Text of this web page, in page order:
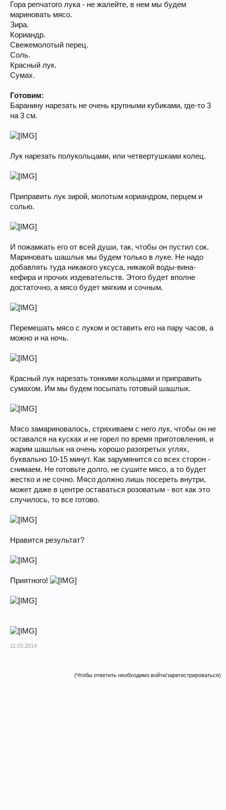
Гора репчатого лука - не жалейте, в нем мы будем
мариновать мясо.
Зира.
Кориандр.
Свежемолотый перец.
Соль.
Красный лук.
Сумах.
Готовим:
Баранину нарезать не очень крупными кубиками, где-то 3
на 3 см.
Лук нарезать полукольцами, или четвертушками колец.
Приправить лук зирой, молотым кориандром, перцем и
солью.
И пожамкать его от всей души, так, чтобы он пустил сок.
Мариновать шашлык мы будем только в луке. Не надо
добавлять туда никакого уксуса, никакой воды-вина-
кефира и прочих издевательств. Этого будет вполне
достаточно, а мясо будет мягким и сочным.
Перемешать мясо с луком и оставить его на пару часов, а
можно и на ночь.
Красный лук нарезать тонкими кольцами и приправить
сумахом. Им мы будем посыпать готовый шашлык.
Мясо замариновалось, стряхиваем с него лук, чтобы он не
оставался на кусках и не горел по время приготовления, и
жарим шашлык на очень хорошо разогретых углях,
буквально 10-15 минут. Как зарумянится со всех сторон -
снимаем. Не готовьте долго, не сушите мясо, а то будет
жестко и не сочно. Мясо должно лишь посереть внутри,
может даже в центре оставаться розоватым - вот как это
случилось, то все готово.
Нравится результат?
Приятного!
11.03.2014
(Чтобы ответить необходимо войти/зарегистрироваться)